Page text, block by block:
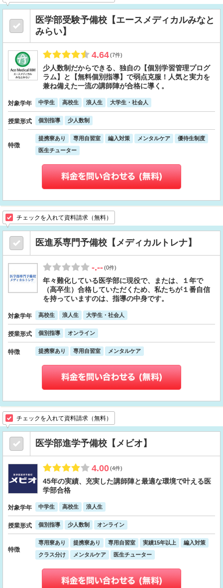
医学部受験予備校【エースメディカルみなと
みらい】
4.64(7件)
少人数制だからできる、独自の【個別学習管理プログ
ラム】と【無料個別指導】で弱点克服！人気と実力を
兼ね備えた一流の講師陣が合格に導く。
対象学年 中学生 高校生 浪人生 大学生・社会人
授業形式 個別指導 少人数制
特徴
提携寮あり 専用自習室 編入対策 メンタルケア
優待生制度
医生チューター
チェックを入れて資料請求（無料）
医進系専門予備校【メディカルトレナ】
-.--(0件)
年々難化している医学部に現役で、または、１年で
（高卒生）合格していただくため、私たちが１番自信
を持っていますのは、指導の中身です。
対象学年 高校生 浪人生 大学生・社会人
授業形式 個別指導 オンライン
特徴 提携寮あり 専用自習室 メンタルケア
チェックを入れて資料請求（無料）
医学部進学予備校【メビオ】
4.00(4件)
45年の実績、充実した講師陣と最適な環境で叶える医
学部合格
対象学年 中学生 高校生 浪人生
授業形式 個別指導 少人数制 オンライン
特徴
専用寮あり 提携寮あり 専用自習室 実績15年以上
編入対策
クラス分け
メンタルケア 医生チューター